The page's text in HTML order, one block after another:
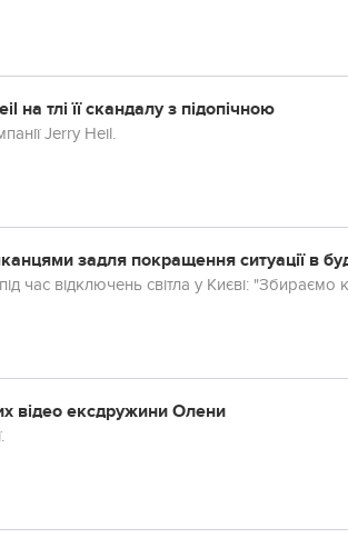
тлі її скандалу з підопічною
Jerry Heil.
задля покращення ситуації в
час відключень світла у Києві: "Збираємо
відео ексдружини Олени